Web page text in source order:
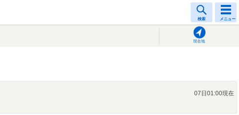
検索 メニュー
現在地
07日01:00現在